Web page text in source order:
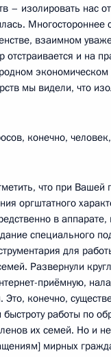
– изолировать нас
Многостороннее
взаимном
отстраивается и на
мы видели, что
конечно,
что при Вашей
оргштатного
в
специального
для
Развернули
приёмную,
Это, конечно,
быстроту работы по
их семей. Но и
мирных